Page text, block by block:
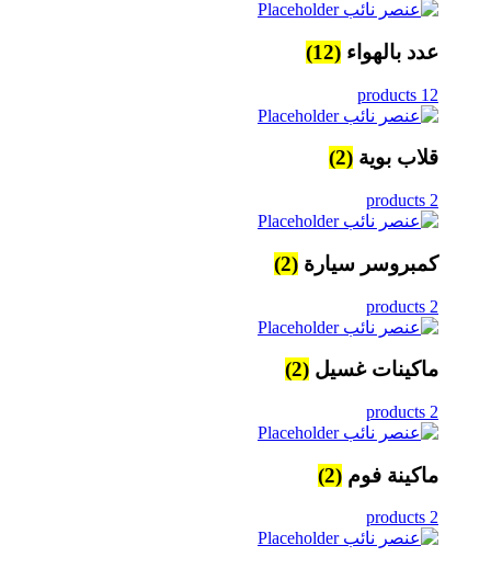
عدد بالهواء (12)
12 products
قلاب بوية (2)
2 products
كمبروسر سيارة (2)
2 products
ماكينات غسيل (2)
2 products
ماكينة فوم (2)
2 products